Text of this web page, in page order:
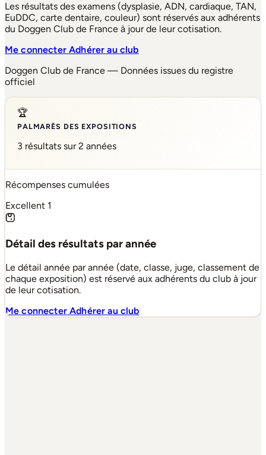
Les résultats des examens (dysplasie, ADN, cardiaque, TAN,
EuDDC, carte dentaire, couleur) sont réservés aux adhérents
du Doggen Club de France à jour de leur cotisation.
Me connecterAdhérer au club
Doggen Club de France — Données issues du registre
officiel
🏆
PALMARÈS DES EXPOSITIONS
3 résultats sur 2 années
Récompenses cumulées
Excellent 1
Détail des résultats par année
Le détail année par année (date, classe, juge, classement de
chaque exposition) est réservé aux adhérents du club à jour
de leur cotisation.
Me connecterAdhérer au club